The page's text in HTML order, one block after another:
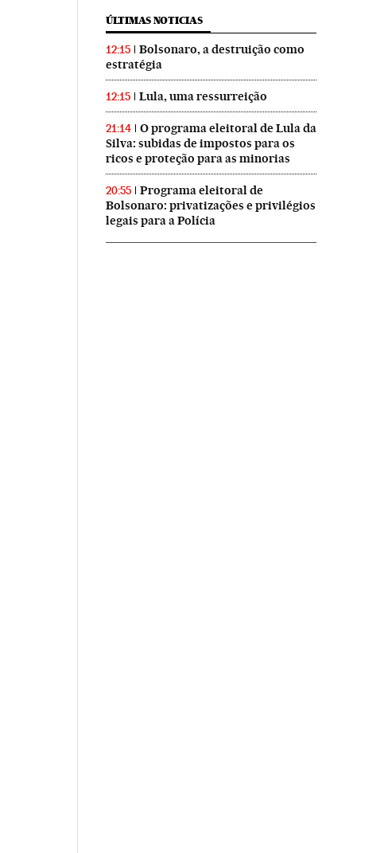
ÚLTIMAS NOTICIAS
12:15
Bolsonaro, a destruição como
estratégia
12:15 Lula, uma ressurreição
21:14
O programa eleitoral de Lula da
Silva: subidas de impostos para os
ricos e proteção para as minorias
20:55
Programa eleitoral de
Bolsonaro: privatizações e privilégios
legais para a Polícia